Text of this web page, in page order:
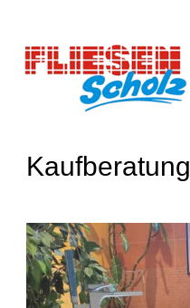
Kaufberatung